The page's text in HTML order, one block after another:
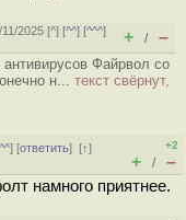
2025 [^] [^^] [^^^]
+ / –
Файрвол со
н... текст свёрнут,
] [ответить][↑]
+2
+ / –
намного приятнее.